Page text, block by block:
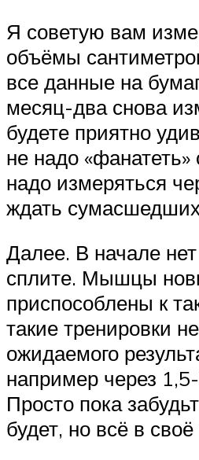
Я советую вам
объёмы
все данные на
месяц-два снова
будете приятно
не надо «фанатеть»
надо измеряться
ждать
Далее. В начале
сплите. Мышцы
приспособлены к
такие тренировки
ожидаемого
например через
Просто пока
будет, но всё в